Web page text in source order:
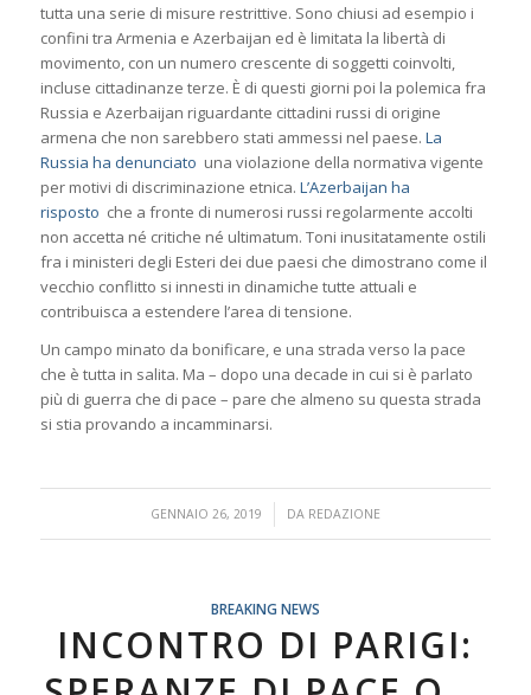
tutta una serie di misure restrittive. Sono chiusi ad esempio i
confini tra Armenia e Azerbaijan ed è limitata la libertà di
movimento, con un numero crescente di soggetti coinvolti,
incluse cittadinanze terze. È di questi giorni poi la polemica fra
Russia e Azerbaijan riguardante cittadini russi di origine
armena che non sarebbero stati ammessi nel paese. La
Russia ha denunciato una violazione della normativa vigente
per motivi di discriminazione etnica. L’Azerbaijan ha
risposto che a fronte di numerosi russi regolarmente accolti
non accetta né critiche né ultimatum. Toni inusitatamente ostili
fra i ministeri degli Esteri dei due paesi che dimostrano come il
vecchio conflitto si innesti in dinamiche tutte attuali e
contribuisca a estendere l’area di tensione.
Un campo minato da bonificare, e una strada verso la pace
che è tutta in salita. Ma – dopo una decade in cui si è parlato
più di guerra che di pace – pare che almeno su questa strada
si stia provando a incamminarsi.
GENNAIO 26, 2019
/ DA REDAZIONE
BREAKING NEWS
INCONTRO DI PARIGI: